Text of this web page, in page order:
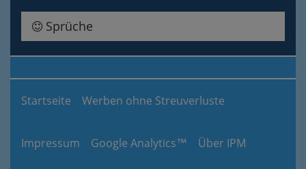
Sprüche
Startseite Werben ohne Streuverluste
Impressum Google Analytics™ Über IPM